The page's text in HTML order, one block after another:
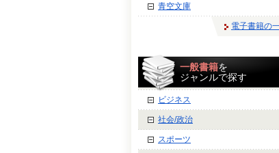
青空文庫
電子書籍の
一般書籍を
ジャンルで探す
ビジネス
社会/政治
スポーツ